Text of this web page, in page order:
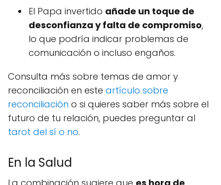
El Papa invertido añade un toque de
desconfianza y falta de compromiso,
lo que podría indicar problemas de
comunicación o incluso engaños.
Consulta más sobre temas de amor y
reconciliación en este artículo sobre
reconciliación o si quieres saber más sobre el
futuro de tu relación, puedes preguntar al
tarot del sí o no.
En la Salud